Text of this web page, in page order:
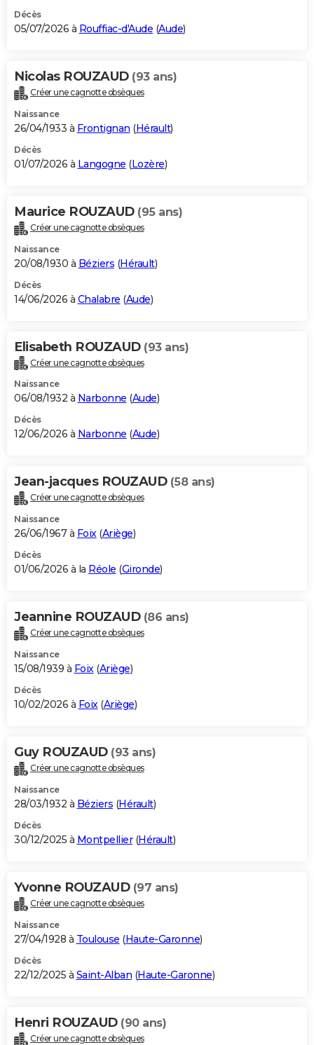
S'inscrire
Se connecter
Lycées
Collèges
Primaires
Universités
Entreprises
Service militaire
Avis de recherche
AVIS DE DÉCÈS
Bricolage
Lifestyle
Culture
Sport
Auto
Television
Voyage
Cinema
Décès
05/07/2026 à Rouffiac-d'Aude (Aude)
Nicolas ROUZAUD (93 ans)
Créer une cagnotte obsèques
Naissance
26/04/1933 à Frontignan (Hérault)
Décès
01/07/2026 à Langogne (Lozère)
Maurice ROUZAUD (95 ans)
Créer une cagnotte obsèques
Naissance
20/08/1930 à Béziers (Hérault)
Décès
14/06/2026 à Chalabre (Aude)
Elisabeth ROUZAUD (93 ans)
Créer une cagnotte obsèques
Naissance
06/08/1932 à Narbonne (Aude)
Décès
12/06/2026 à Narbonne (Aude)
Jean-jacques ROUZAUD (58 ans)
Créer une cagnotte obsèques
Naissance
26/06/1967 à Foix(Ariège)
Décès
01/06/2026 à la Réole (Gironde)
Jeannine ROUZAUD (86 ans)
Créer une cagnotte obsèques
Naissance
15/08/1939 à Foix(Ariège)
Décès
10/02/2026 à Foix(Ariège)
Guy ROUZAUD (93 ans)
Créer une cagnotte obsèques
Naissance
28/03/1932 à Béziers (Hérault)
Décès
30/12/2025 à Montpellier(Hérault)
Yvonne ROUZAUD (97 ans)
Créer une cagnotte obsèques
Naissance
27/04/1928 à Toulouse (Haute-Garonne)
Décès
22/12/2025 à Saint-Alban (Haute-Garonne)
Henri ROUZAUD (90 ans)
Créer une cagnotte obsèques